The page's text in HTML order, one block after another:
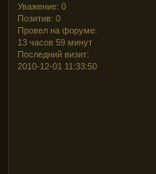
Уважение: 0
Позитив: 0
Провел на форуме:
13 часов 59 минут
Последний визит:
2010-12-01 11:33:50